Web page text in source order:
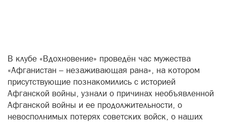
В клубе «Вдохновение» проведён час мужества
«Афганистан – незаживающая рана», на котором
присутствующие познакомились с историей
Афганской войны, узнали о причинах необъявленной
Афганской войны и ее продолжительности, о
невосполнимых потерях советских войск, о наших